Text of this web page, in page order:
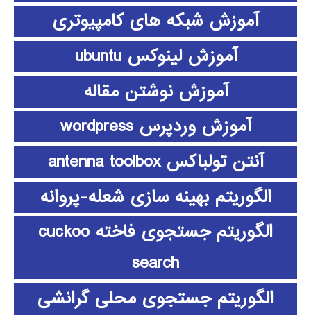
آموزش شبکه های کامپیوتری
آموزش لینوکس ubuntu
آموزش نوشتن مقاله
آموزش وردپرس wordpress
آنتن تولباکس antenna toolbox
الگوریتم بهینه سازی شعله-پروانه
الگوریتم جستجوی فاخته cuckoo
search
الگوریتم جستجوی محلی گرانشی